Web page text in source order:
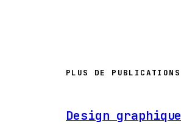
PLUS DE PUBLICATIONS
Design graphique